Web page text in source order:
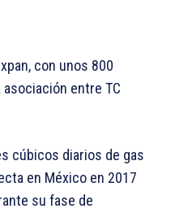
con unos 800
entre TC
cúbicos diarios de gas
en México en 2017
su fase de